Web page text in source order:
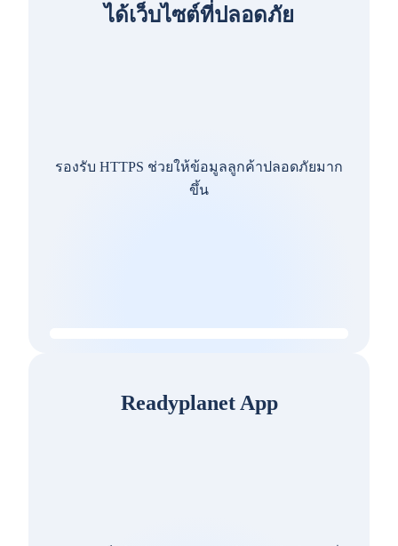
ได้เว็บไซต์ที่ปลอดภัย
รองรับ HTTPS ช่วยให้ข้อมูลลูกค้าปลอดภัยมาก
ขึ้น
Readyplanet App